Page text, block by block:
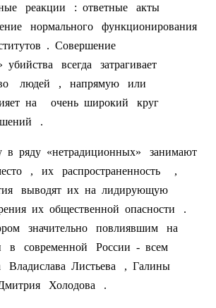
реакции : ответные акты
нормального функционирования
. Совершение
убийства всегда затрагивает
людей , напрямую или
на очень широкий круг
.
в ряду «нетрадиционных» занимают
, их распространенность ,
выводят их на лидирующую
их общественной опасности .
значительно повлиявшим на
в современной России - всем
Владислава Листьева , Галины
Холодова .